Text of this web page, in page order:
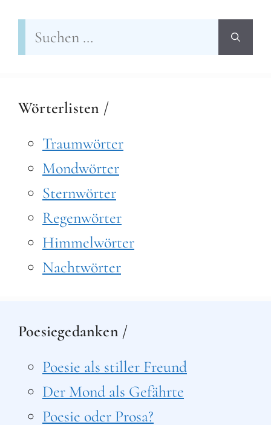
Suchen
nach:
Wörterlisten /
Traumwörter
Mondwörter
Sternwörter
Regenwörter
Himmelwörter
Nachtwörter
Poesiegedanken /
Poesie als stiller Freund
Der Mond als Gefährte
Poesie oder Prosa?